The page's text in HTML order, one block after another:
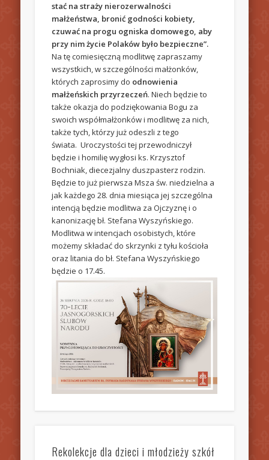
stać na straży nierozerwalności
małżeństwa, bronić godności kobiety,
czuwać na progu ogniska domowego, aby
przy nim życie Polaków było bezpieczne”.
Na tę comiesięczną modlitwę zapraszamy
wszystkich, w szczególności małżonków,
których zaprosimy do odnowienia
małżeńskich przyrzeczeń. Niech będzie to
także okazja do podziękowania Bogu za
swoich współmałżonków i modlitwę za nich,
także tych, którzy już odeszli z tego
świata. Uroczystości tej przewodniczył
będzie i homilię wygłosi ks. Krzysztof
Bochniak, diecezjalny duszpasterz rodzin.
Będzie to już pierwsza Msza św. niedzielna a
jak każdego 28. dnia miesiąca jej szczególna
intencją będzie modlitwa za Ojczyznę i o
kanonizację bł. Stefana Wyszyńskiego.
Modlitwa w intencjach osobistych, które
możemy składać do skrzynki z tyłu kościoła
oraz litania do bł. Stefana Wyszyńskiego
będzie o 17.45.
Rekolekcje dla dzieci i młodzieży szkół